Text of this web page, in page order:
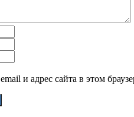
и адрес сайта в этом